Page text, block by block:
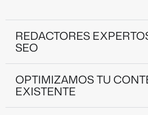
REDACTORES
SEO
OPTIMIZAMOS TU
EXISTENTE